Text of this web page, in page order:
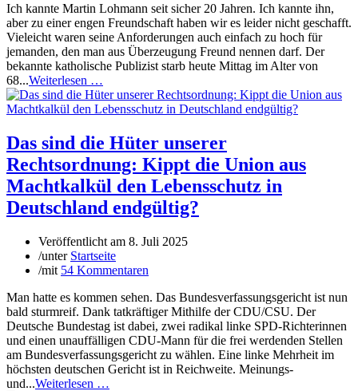
Ich kannte Martin Lohmann seit sicher 20 Jahren. Ich kannte ihn,
aber zu einer engen Freundschaft haben wir es leider nicht geschafft.
Vieleicht waren seine Anforderungen auch einfach zu hoch für
jemanden, den man aus Überzeugung Freund nennen darf. Der
bekannte katholische Publizist starb heute Mittag im Alter von
68...Weiterlesen …
Das sind die Hüter unserer
Rechtsordnung: Kippt die Union aus
Machtkalkül den Lebensschutz in
Deutschland endgültig?
Veröffentlicht am 8. Juli 2025
/unter Startseite
/mit 54 Kommentaren
Man hatte es kommen sehen. Das Bundesverfassungsgericht ist nun
bald sturmreif. Dank tatkräftiger Mithilfe der CDU/CSU. Der
Deutsche Bundestag ist dabei, zwei radikal linke SPD-Richterinnen
und einen unauffälligen CDU-Mann für die frei werdenden Stellen
am Bundesverfassungsgericht zu wählen. Eine linke Mehrheit im
höchsten deutschen Gericht ist in Reichweite. Meinungs-
und...Weiterlesen …